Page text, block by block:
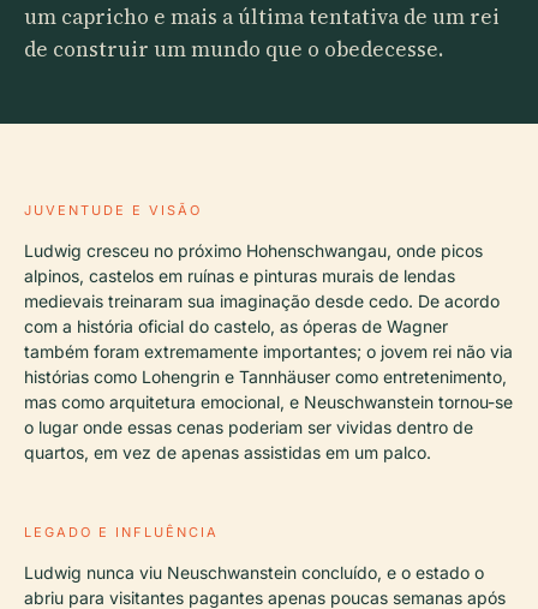
um capricho e mais a última tentativa de um rei
de construir um mundo que o obedecesse.
JUVENTUDE E VISÃO
Ludwig cresceu no próximo Hohenschwangau, onde picos
alpinos, castelos em ruínas e pinturas murais de lendas
medievais treinaram sua imaginação desde cedo. De acordo
com a história oficial do castelo, as óperas de Wagner
também foram extremamente importantes; o jovem rei não via
histórias como Lohengrin e Tannhäuser como entretenimento,
mas como arquitetura emocional, e Neuschwanstein tornou-se
o lugar onde essas cenas poderiam ser vividas dentro de
quartos, em vez de apenas assistidas em um palco.
LEGADO E INFLUÊNCIA
Ludwig nunca viu Neuschwanstein concluído, e o estado o
abriu para visitantes pagantes apenas poucas semanas após